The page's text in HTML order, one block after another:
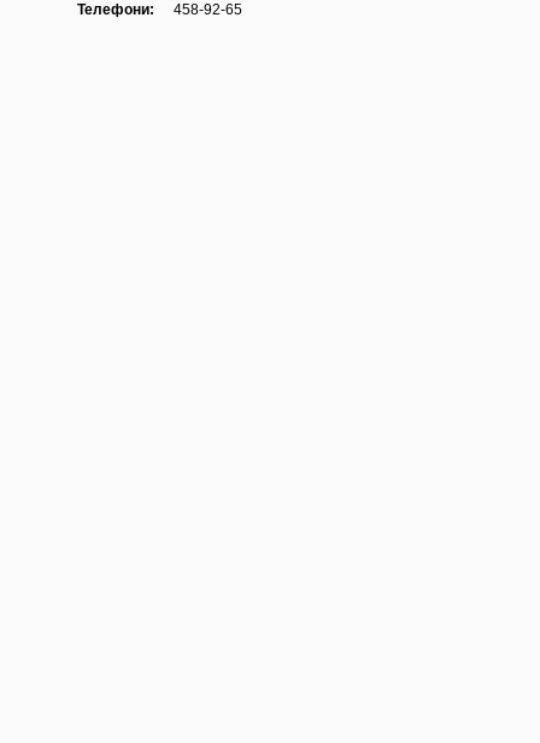
Телефони:
458-92-65